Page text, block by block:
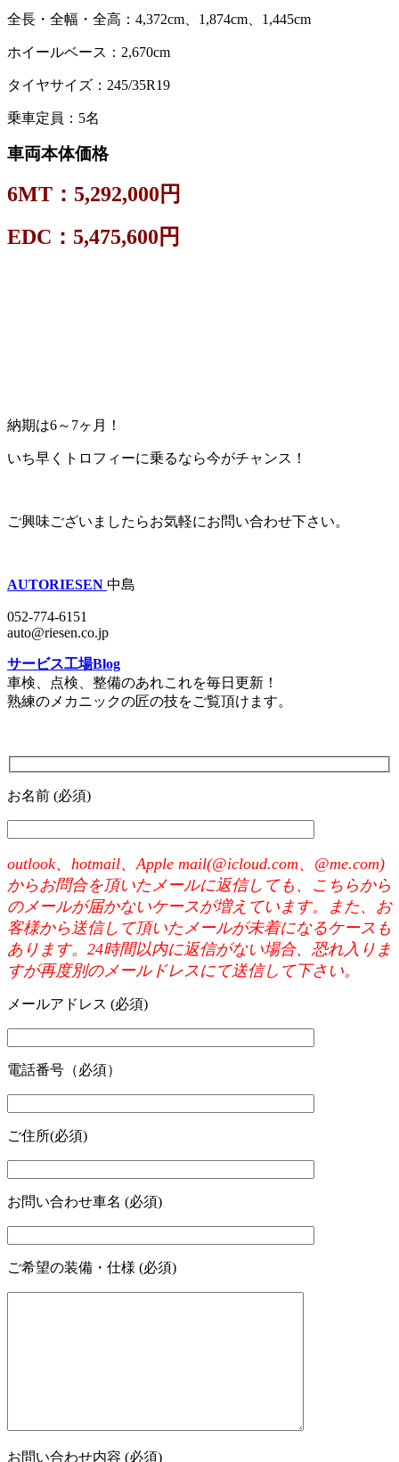
全長・全幅・全高：4,372cm、1,874cm、1,445cm
ホイールベース：2,670cm
タイヤサイズ：245/35R19
乗車定員：5名
車両本体価格
6MT：5,292,000円
EDC：5,475,600円
納期は6～7ヶ月！
いち早くトロフィーに乗るなら今がチャンス！
ご興味ございましたらお気軽にお問い合わせ下さい。
AUTORIESEN 中島
052-774-6151
auto@riesen.co.jp
サービス工場Blog
車検、点検、整備のあれこれを毎日更新！
熟練のメカニックの匠の技をご覧頂けます。
お名前 (必須)
outlook、hotmail、Apple mail(@icloud.com、@me.com)
からお問合を頂いたメールに返信しても、こちらから
のメールが届かないケースが増えています。また、お
客様から送信して頂いたメールが未着になるケースも
あります。24時間以内に返信がない場合、恐れ入りま
すが再度別のメールドレスにて送信して下さい。
メールアドレス (必須)
電話番号（必須）
ご住所(必須)
お問い合わせ車名 (必須)
ご希望の装備・仕様 (必須)
お問い合わせ内容 (必須)